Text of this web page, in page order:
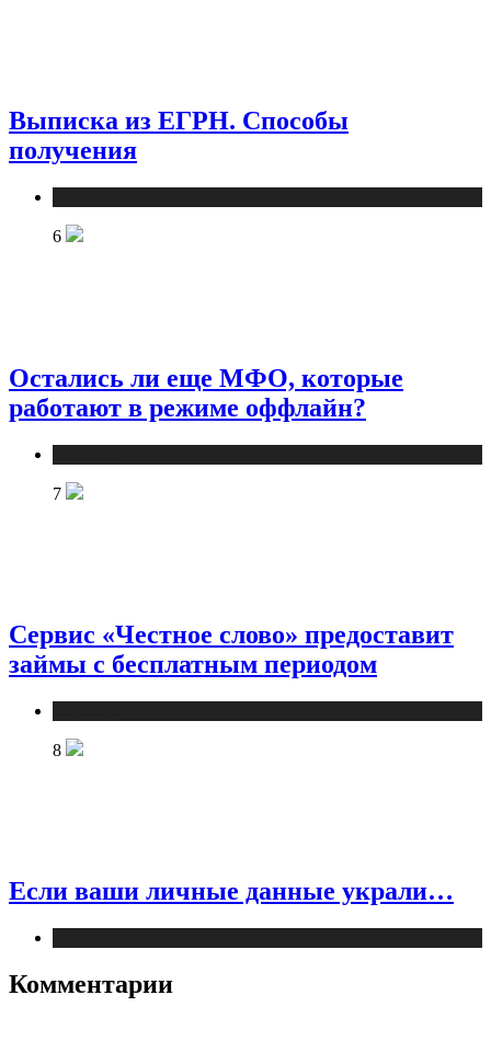
Выписка из ЕГРН. Способы
получения
6
Остались ли еще МФО, которые
работают в режиме оффлайн?
7
Сервис «Честное слово» предоставит
займы с бесплатным периодом
8
Если ваши личные данные украли…
Комментарии